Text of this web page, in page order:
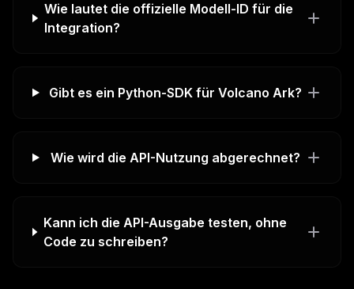
Wie lautet die offizielle Modell-ID für die
Integration?
Gibt es ein Python-SDK für Volcano Ark?
Wie wird die API-Nutzung abgerechnet?
Kann ich die API-Ausgabe testen, ohne
Code zu schreiben?